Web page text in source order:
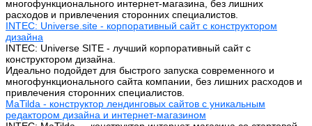
многофункционального интернет-магазина, без лишних
расходов и привлечения сторонних специалистов.
INTEC: Universe.site - корпоративный сайт с конструктором
дизайна
INTEC: Universe SITE - лучший корпоративный сайт с
конструктором дизайна.
Идеально подойдет для быстрого запуска современного и
многофункционального сайта компании, без лишних расходов и
привлечения сторонних специалистов.
MaTilda - конструктор лендинговых сайтов с уникальным
редактором дизайна и интернет-магазином